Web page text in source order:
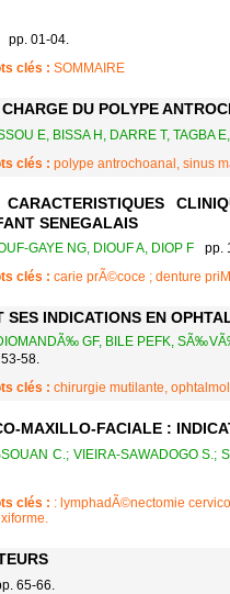
pp. 01-04.
clés : SOMMAIRE
DU POLYPE
E, BISSA H, DARRE T, TAGBA
clés : polype antrochoanal, sinus
SENEGALAIS
GAYE NG, DIOUF A, DIOP F
pp.
clés : carie prÃ©coce ; denture
INDICATIONS EN
GF, BILE PEFK,
58.
clés : chirurgie mutilante,
MAXILLO-FACIALE :
C.; VIEIRA-SAWADOGO S.;
clés : : lymphadÃ©nectomie
65-66.